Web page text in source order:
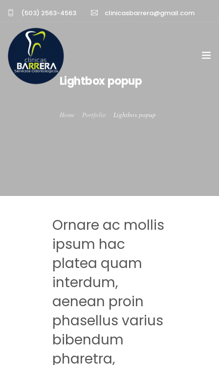
(503) 2563-4563 clinicasbarrera@gmail.com
PREVENCIÓN DENTAL BLOG
Lightbox popup
Home Portfolio Lightbox popup
Ornare ac mollis
ipsum hac
platea quam
interdum,
aenean proin
phasellus varius
bibendum
pharetra,